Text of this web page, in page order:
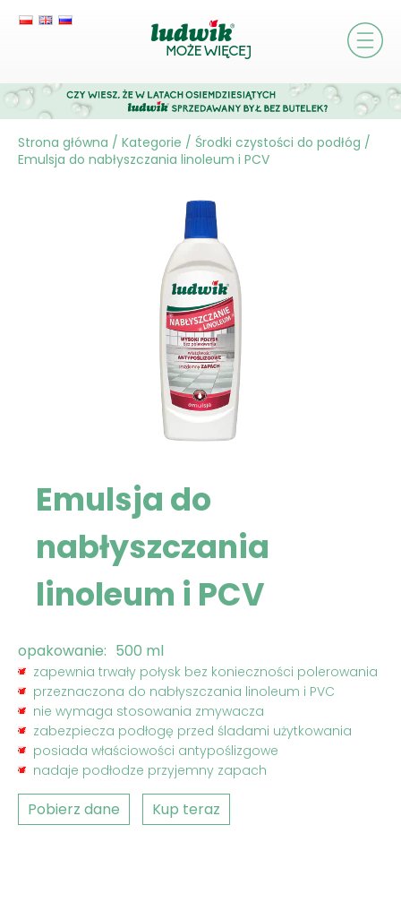
Strona główna / Kategorie / Środki czystości do podłóg /
Emulsja do nabłyszczania linoleum i PCV
Emulsja do
nabłyszczania
linoleum i PCV
opakowanie: 500 ml
zapewnia trwały połysk bez konieczności polerowania
przeznaczona do nabłyszczania linoleum i PVC
nie wymaga stosowania zmywacza
zabezpiecza podłogę przed śladami użytkowania
posiada właściowości antypoślizgowe
nadaje podłodze przyjemny zapach
Pobierz dane Kup teraz